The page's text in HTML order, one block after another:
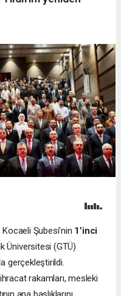
Kocaeli Şubesi’nin 1’inci
Üniversitesi (GTÜ)
gerçekleştirildi.
rakamları, mesleki